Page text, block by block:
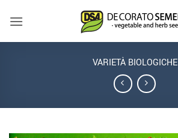
VARIETÀ BIOLOGICHE